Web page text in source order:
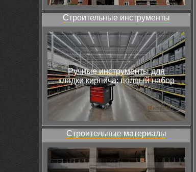
Строительные инструменты
Ручные инструменты для
кладки кирпича: полный набор
Строительные материалы